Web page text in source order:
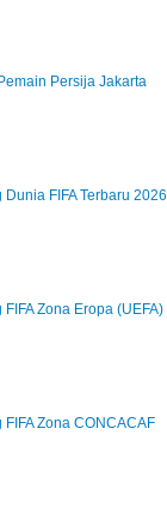
Persija Jakarta
FIFA Terbaru 2026
Zona Eropa (UEFA)
Zona CONCACAF